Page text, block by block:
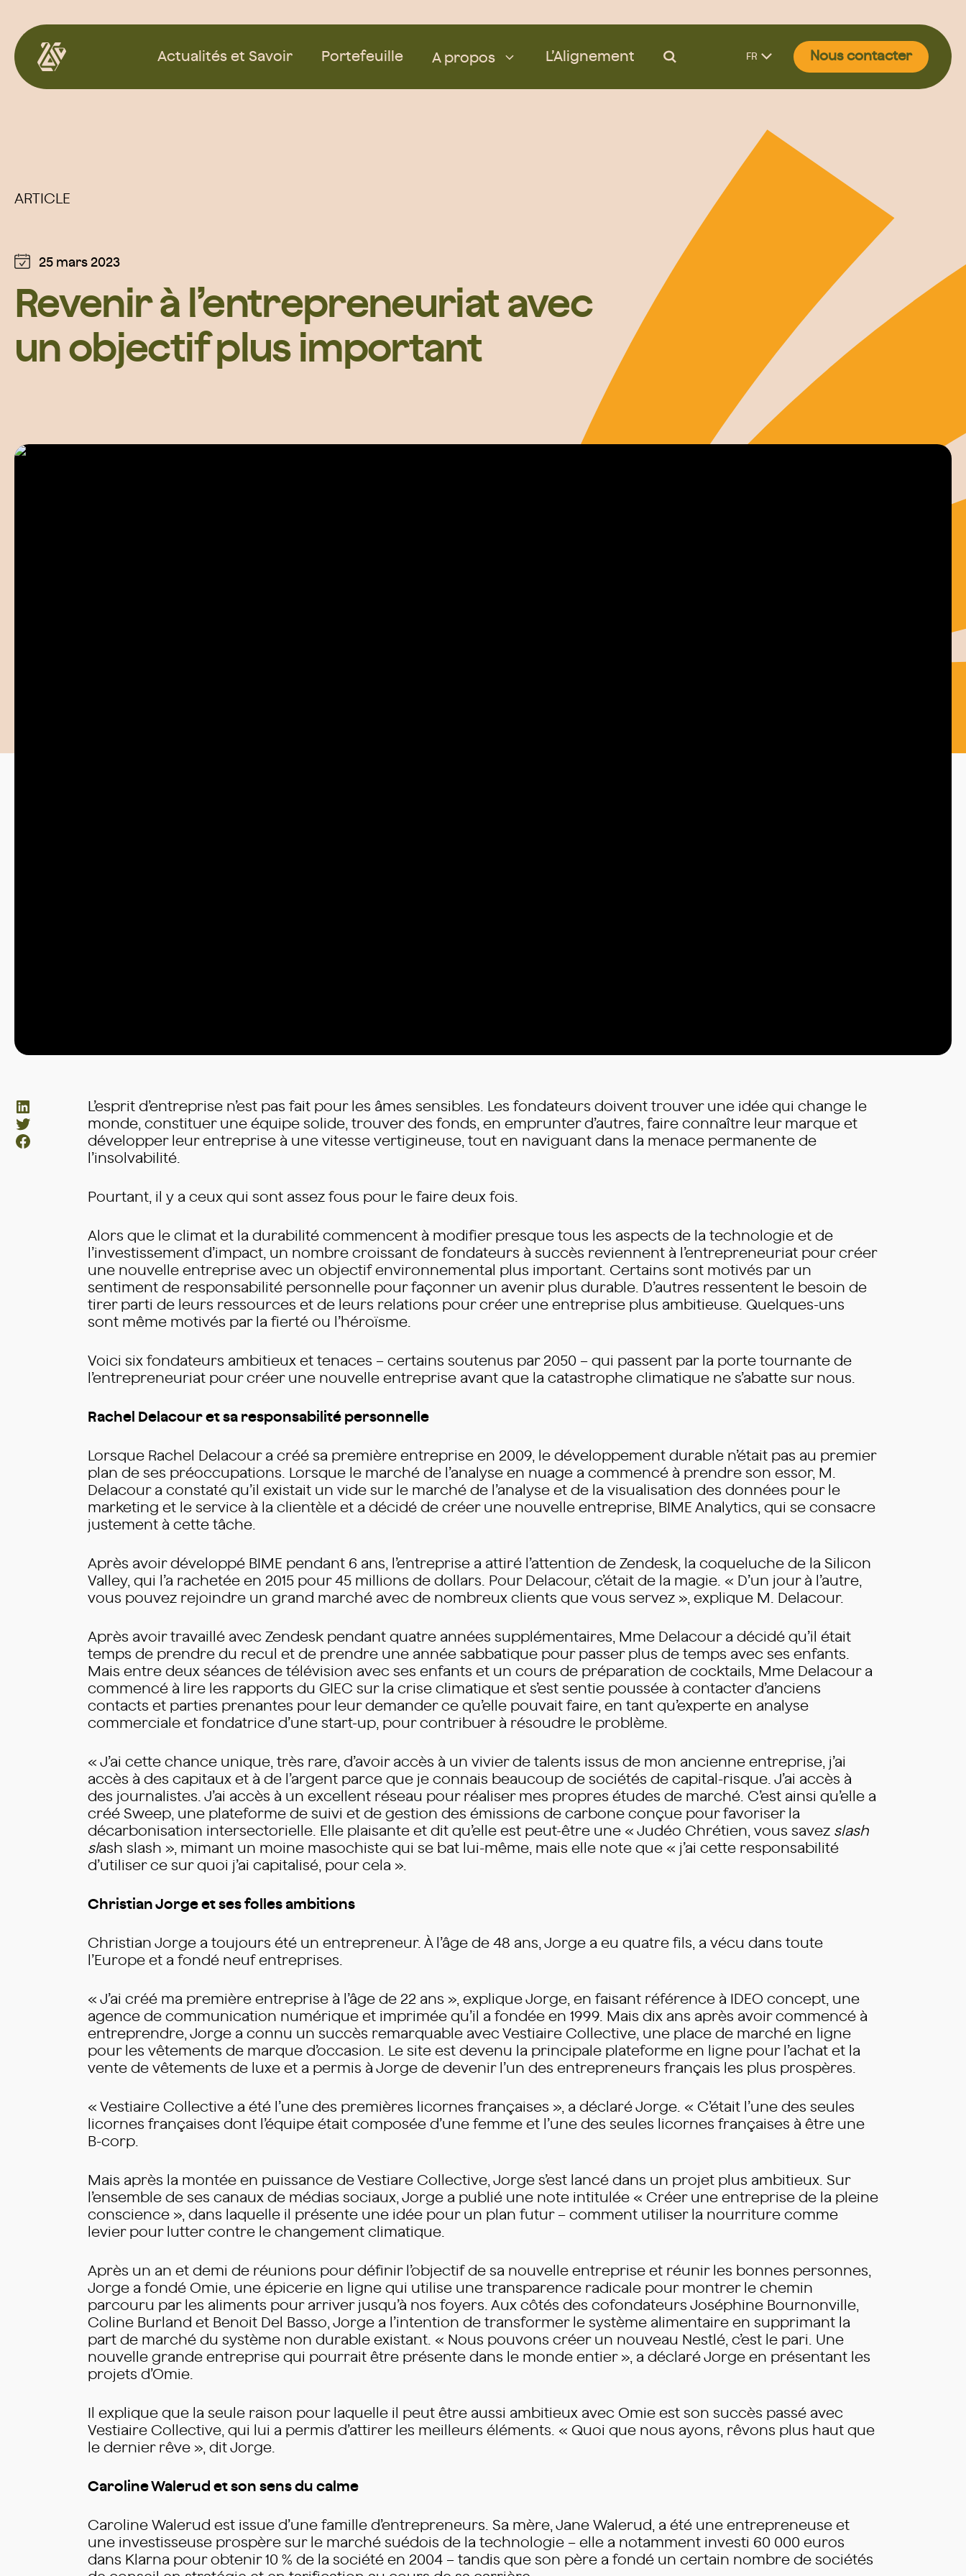
Aller
au
contenu
Actualités et Savoir Portefeuille A propos L’Alignement Nous contacter
FR
Revenir à l’entrepreneuriat avec
un objectif plus important
ARTICLE
25 mars 2023
LinkedIn
Twitter
Facebook
L’esprit d’entreprise n’est pas fait pour les âmes sensibles. Les fondateurs doivent trouver une idée qui change le
monde, constituer une équipe solide, trouver des fonds, en emprunter d’autres, faire connaître leur marque et
développer leur entreprise à une vitesse vertigineuse, tout en naviguant dans la menace permanente de
l’insolvabilité.
Pourtant, il y a ceux qui sont assez fous pour le faire deux fois.
Alors que le climat et la durabilité commencent à modifier presque tous les aspects de la technologie et de
l’investissement d’impact, un nombre croissant de fondateurs à succès reviennent à l’entrepreneuriat pour créer
une nouvelle entreprise avec un objectif environnemental plus important. Certains sont motivés par un
sentiment de responsabilité personnelle pour façonner un avenir plus durable. D’autres ressentent le besoin de
tirer parti de leurs ressources et de leurs relations pour créer une entreprise plus ambitieuse. Quelques-uns
sont même motivés par la fierté ou l’héroïsme.
Voici six fondateurs ambitieux et tenaces – certains soutenus par 2050 – qui passent par la porte tournante de
l’entrepreneuriat pour créer une nouvelle entreprise avant que la catastrophe climatique ne s’abatte sur nous.
Rachel Delacour et sa responsabilité personnelle
Lorsque Rachel Delacour a créé sa première entreprise en 2009, le développement durable n’était pas au premier
plan de ses préoccupations. Lorsque le marché de l’analyse en nuage a commencé à prendre son essor, M.
Delacour a constaté qu’il existait un vide sur le marché de l’analyse et de la visualisation des données pour le
marketing et le service à la clientèle et a décidé de créer une nouvelle entreprise, BIME Analytics, qui se consacre
justement à cette tâche.
Après avoir développé BIME pendant 6 ans, l’entreprise a attiré l’attention de Zendesk, la coqueluche de la Silicon
Valley, qui l’a rachetée en 2015 pour 45 millions de dollars. Pour Delacour, c’était de la magie. « D’un jour à l’autre,
vous pouvez rejoindre un grand marché avec de nombreux clients que vous servez », explique M. Delacour.
Après avoir travaillé avec Zendesk pendant quatre années supplémentaires, Mme Delacour a décidé qu’il était
temps de prendre du recul et de prendre une année sabbatique pour passer plus de temps avec ses enfants.
Mais entre deux séances de télévision avec ses enfants et un cours de préparation de cocktails, Mme Delacour a
commencé à lire les rapports du GIEC sur la crise climatique et s’est sentie poussée à contacter d’anciens
contacts et parties prenantes pour leur demander ce qu’elle pouvait faire, en tant qu’experte en analyse
commerciale et fondatrice d’une start-up, pour contribuer à résoudre le problème.
« J’ai cette chance unique, très rare, d’avoir accès à un vivier de talents issus de mon ancienne entreprise, j’ai
accès à des capitaux et à de l’argent parce que je connais beaucoup de sociétés de capital-risque. J’ai accès à
des journalistes. J’ai accès à un excellent réseau pour réaliser mes propres études de marché. C’est ainsi qu’elle a
créé Sweep, une plateforme de suivi et de gestion des émissions de carbone conçue pour favoriser la
décarbonisation intersectorielle. Elle plaisante et dit qu’elle est peut-être une « Judéo Chrétien, vous savez slash
slash slash », mimant un moine masochiste qui se bat lui-même, mais elle note que « j’ai cette responsabilité
d’utiliser ce sur quoi j’ai capitalisé, pour cela ».
Christian Jorge et ses folles ambitions
Christian Jorge a toujours été un entrepreneur. À l’âge de 48 ans, Jorge a eu quatre fils, a vécu dans toute
l’Europe et a fondé neuf entreprises.
« J’ai créé ma première entreprise à l’âge de 22 ans », explique Jorge, en faisant référence à IDEO concept, une
agence de communication numérique et imprimée qu’il a fondée en 1999. Mais dix ans après avoir commencé à
entreprendre, Jorge a connu un succès remarquable avec Vestiaire Collective, une place de marché en ligne
pour les vêtements de marque d’occasion. Le site est devenu la principale plateforme en ligne pour l’achat et la
vente de vêtements de luxe et a permis à Jorge de devenir l’un des entrepreneurs français les plus prospères.
« Vestiaire Collective a été l’une des premières licornes françaises », a déclaré Jorge. « C’était l’une des seules
licornes françaises dont l’équipe était composée d’une femme et l’une des seules licornes françaises à être une
B-corp.
Mais après la montée en puissance de Vestiare Collective, Jorge s’est lancé dans un projet plus ambitieux. Sur
l’ensemble de ses canaux de médias sociaux, Jorge a publié une note intitulée « Créer une entreprise de la pleine
conscience », dans laquelle il présente une idée pour un plan futur – comment utiliser la nourriture comme
levier pour lutter contre le changement climatique.
Après un an et demi de réunions pour définir l’objectif de sa nouvelle entreprise et réunir les bonnes personnes,
Jorge a fondé Omie, une épicerie en ligne qui utilise une transparence radicale pour montrer le chemin
parcouru par les aliments pour arriver jusqu’à nos foyers. Aux côtés des cofondateurs Joséphine Bournonville,
Coline Burland et Benoit Del Basso, Jorge a l’intention de transformer le système alimentaire en supprimant la
part de marché du système non durable existant. « Nous pouvons créer un nouveau Nestlé, c’est le pari. Une
nouvelle grande entreprise qui pourrait être présente dans le monde entier », a déclaré Jorge en présentant les
projets d’Omie.
Il explique que la seule raison pour laquelle il peut être aussi ambitieux avec Omie est son succès passé avec
Vestiaire Collective, qui lui a permis d’attirer les meilleurs éléments. « Quoi que nous ayons, rêvons plus haut que
le dernier rêve », dit Jorge.
Caroline Walerud et son sens du calme
Caroline Walerud est issue d’une famille d’entrepreneurs. Sa mère, Jane Walerud, a été une entrepreneuse et
une investisseuse prospère sur le marché suédois de la technologie – elle a notamment investi 60 000 euros
dans Klarna pour obtenir 10 % de la société en 2004 – tandis que son père a fondé un certain nombre de sociétés